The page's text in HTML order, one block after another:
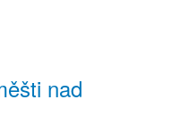
nad